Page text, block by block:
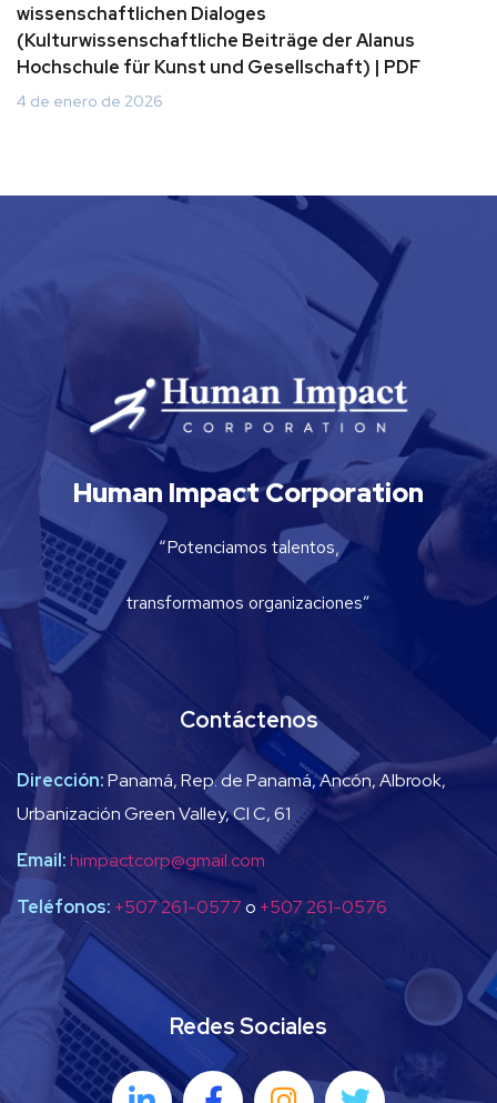
wissenschaftlichen Dialoges
(Kulturwissenschaftliche Beiträge der Alanus
Hochschule für Kunst und Gesellschaft) | PDF
4 de enero de 2026
Human Impact Corporation
“Potenciamos talentos,
transformamos organizaciones”
Contáctenos
Dirección:Panamá, Rep. de Panamá, Ancón, Albrook,
Urbanización Green Valley, Cl C, 61
Email:himpactcorp@gmail.com
Teléfonos: +507 261-0577o +507 261-0576
Redes Sociales